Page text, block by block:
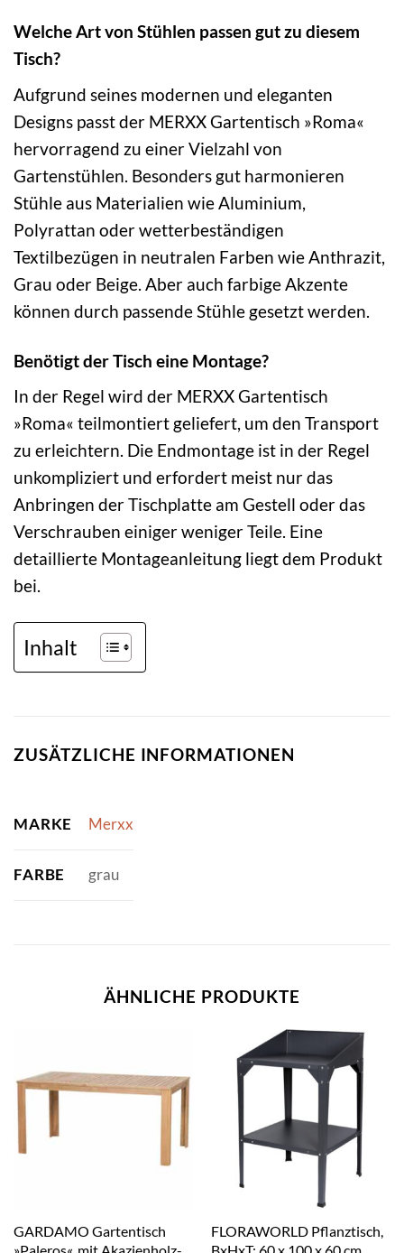
Welche Art von Stühlen passen gut zu diesem
Tisch?
Aufgrund seines modernen und eleganten
Designs passt der MERXX Gartentisch »Roma«
hervorragend zu einer Vielzahl von
Gartenstühlen. Besonders gut harmonieren
Stühle aus Materialien wie Aluminium,
Polyrattan oder wetterbeständigen
Textilbezügen in neutralen Farben wie Anthrazit,
Grau oder Beige. Aber auch farbige Akzente
können durch passende Stühle gesetzt werden.
Benötigt der Tisch eine Montage?
In der Regel wird der MERXX Gartentisch
»Roma« teilmontiert geliefert, um den Transport
zu erleichtern. Die Endmontage ist in der Regel
unkompliziert und erfordert meist nur das
Anbringen der Tischplatte am Gestell oder das
Verschrauben einiger weniger Teile. Eine
detaillierte Montageanleitung liegt dem Produkt
bei.
Inhalt
ZUSÄTZLICHE INFORMATIONEN
MARKE Merxx
FARBE grau
ÄHNLICHE PRODUKTE
GARDAMO Gartentisch
FLORAWORLD Pflanztisch,